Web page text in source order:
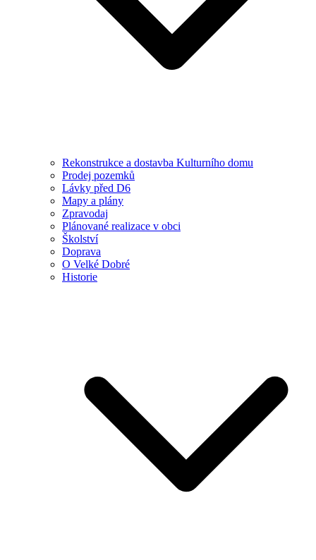
Rekonstrukce a dostavba Kulturního domu
Prodej pozemků
Lávky před D6
Mapy a plány
Zpravodaj
Plánované realizace v obci
Školství
Doprava
O Velké Dobré
Historie